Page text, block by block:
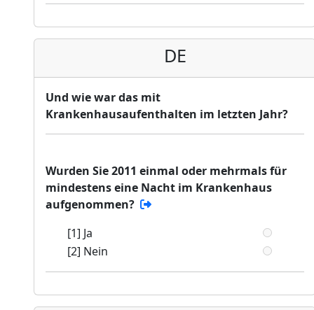
DE
Und wie war das mit
Krankenhausaufenthalten im letzten Jahr?
Wurden Sie 2011 einmal oder mehrmals für
mindestens eine Nacht im Krankenhaus
aufgenommen?
[1] Ja
[2] Nein